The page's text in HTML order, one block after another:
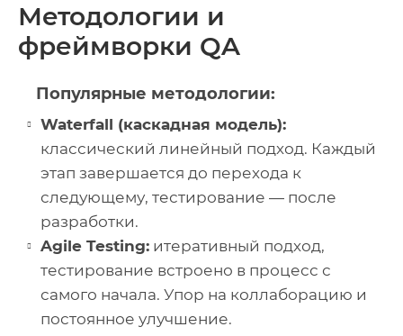
Методологии и
фреймворки QA
Популярные методологии:
Waterfall (каскадная модель):
классический линейный подход. Каждый
этап завершается до перехода к
следующему, тестирование — после
разработки.
Agile Testing: итеративный подход,
тестирование встроено в процесс с
самого начала. Упор на коллаборацию и
постоянное улучшение.